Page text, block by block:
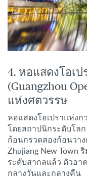
4. หอแสดงโอเป
(Guangzhou
แห่งศตวรรษ
หอแสดงโอเปราแห่งก
โดยสถาปนิกระดับโลก
ก้อนกรวดสองก้อนวา
Zhujiang New Town
ระดับสากลแล้ว ตัวอา
กลางวันและกลางคืน